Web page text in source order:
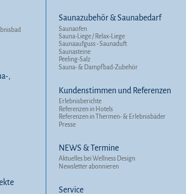
,
Saunazubehör & Saunabedarf
Saunaofen
Sauna-Liege / Relax-Liege
Saunaaufguss - Saunaduft
Saunasteine
Peeling-Salz
Sauna- & Dampfbad-Zubehör
Kundenstimmen und Referenzen
Erlebnisberichte
Referenzen in Hotels
Referenzen in Thermen- & Erlebnisbäder
Presse
NEWS & Termine
Aktuelles bei Wellness Design
Newsletter abonnieren
Service